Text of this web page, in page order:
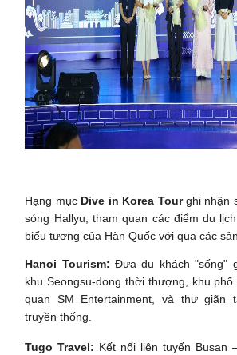
Hạng mục Dive in Korea Tourghi nhận
sóng Hallyu, tham quan các điểm du
biểu tượng của Hàn Quốc với qua các
Hanoi Tourism: Đưa du khách "sống"
khu Seongsu-dong thời thượng, khu
quan SM Entertainment, và thư giãn
truyền thống.
Tugo Travel: Kết nối liên tuyến Busan